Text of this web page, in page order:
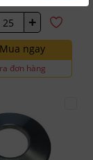
+
Mua ngay
đơn hàng